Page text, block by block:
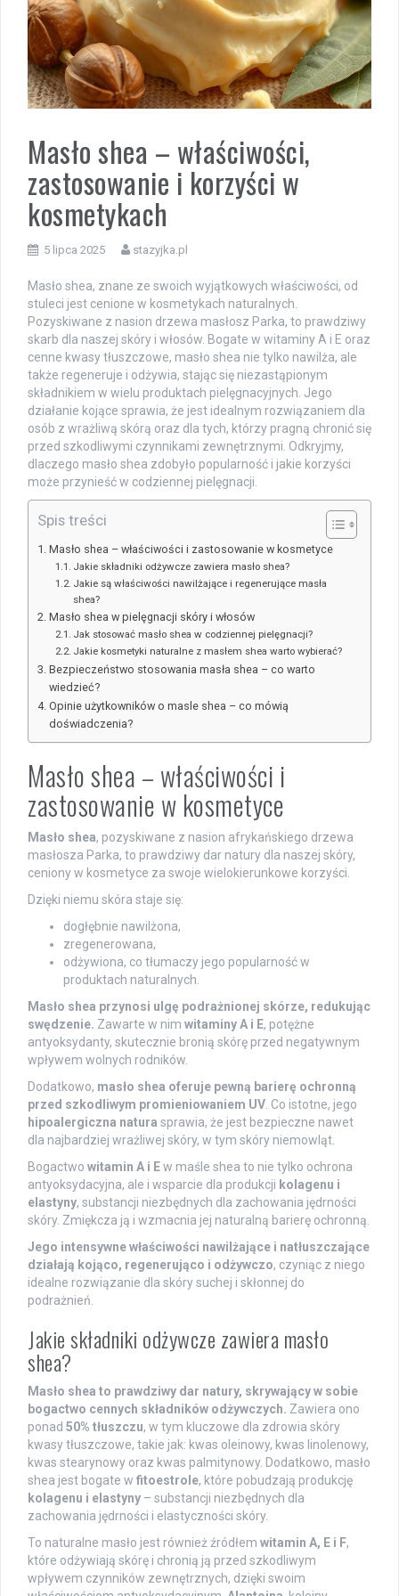
Masło shea – właściwości,
zastosowanie i korzyści w
kosmetykach
5 lipca 2025 stazyjka.pl
Masło shea, znane ze swoich wyjątkowych właściwości, od
stuleci jest cenione w kosmetykach naturalnych.
Pozyskiwane z nasion drzewa masłosz Parka, to prawdziwy
skarb dla naszej skóry i włosów. Bogate w witaminy A i E oraz
cenne kwasy tłuszczowe, masło shea nie tylko nawilża, ale
także regeneruje i odżywia, stając się niezastąpionym
składnikiem w wielu produktach pielęgnacyjnych. Jego
działanie kojące sprawia, że jest idealnym rozwiązaniem dla
osób z wrażliwą skórą oraz dla tych, którzy pragną chronić się
przed szkodliwymi czynnikami zewnętrznymi. Odkryjmy,
dlaczego masło shea zdobyło popularność i jakie korzyści
może przynieść w codziennej pielęgnacji.
Spis treści
Masło shea – właściwości i zastosowanie w kosmetyce
Jakie składniki odżywcze zawiera masło shea?
Jakie są właściwości nawilżające i regenerujące masła
shea?
Masło shea w pielęgnacji skóry i włosów
Jak stosować masło shea w codziennej pielęgnacji?
Jakie kosmetyki naturalne z masłem shea warto wybierać?
Bezpieczeństwo stosowania masła shea – co warto
wiedzieć?
Opinie użytkowników o masle shea – co mówią
doświadczenia?
Masło shea – właściwości i
zastosowanie w kosmetyce
Masło shea, pozyskiwane z nasion afrykańskiego drzewa
masłosza Parka, to prawdziwy dar natury dla naszej skóry,
ceniony w kosmetyce za swoje wielokierunkowe korzyści.
Dzięki niemu skóra staje się:
dogłębnie nawilżona,
zregenerowana,
odżywiona, co tłumaczy jego popularność w
produktach naturalnych.
Masło shea przynosi ulgę podrażnionej skórze, redukując
swędzenie. Zawarte w nim witaminy A i E, potężne
antyoksydanty, skutecznie bronią skórę przed negatywnym
wpływem wolnych rodników.
Dodatkowo, masło shea oferuje pewną barierę ochronną
przed szkodliwym promieniowaniem UV. Co istotne, jego
hipoalergiczna natura sprawia, że jest bezpieczne nawet
dla najbardziej wrażliwej skóry, w tym skóry niemowląt.
Bogactwo witamin A i Ew maśle shea to nie tylko ochrona
antyoksydacyjna, ale i wsparcie dla produkcji kolagenu i
elastyny, substancji niezbędnych dla zachowania jędrności
skóry. Zmiękcza ją i wzmacnia jej naturalną barierę ochronną.
Jego intensywne właściwości nawilżające i natłuszczające
działają kojąco, regenerująco i odżywczo, czyniąc z niego
idealne rozwiązanie dla skóry suchej i skłonnej do
podrażnień.
Jakie składniki odżywcze zawiera masło
shea?
Masło shea to prawdziwy dar natury, skrywający w sobie
bogactwo cennych składników odżywczych. Zawiera ono
ponad 50% tłuszczu, w tym kluczowe dla zdrowia skóry
kwasy tłuszczowe, takie jak: kwas oleinowy, kwas linolenowy,
kwas stearynowy oraz kwas palmitynowy. Dodatkowo, masło
shea jest bogate w fitoestrole, które pobudzają produkcję
kolagenu i elastyny – substancji niezbędnych dla
zachowania jędrności i elastyczności skóry.
To naturalne masło jest również źródłem witamin A, E i F,
które odżywiają skórę i chronią ją przed szkodliwym
wpływem czynników zewnętrznych, dzięki swoim